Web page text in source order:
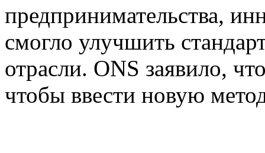
предпринимательства,
смогло улучшить
отрасли. ONS заявило,
чтобы ввести новую